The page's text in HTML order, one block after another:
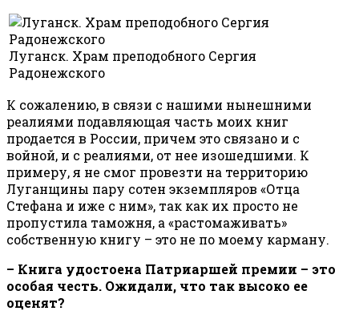
Луганск. Храм преподобного Сергия
Радонежского
К сожалению, в связи с нашими нынешними
реалиями подавляющая часть моих книг
продается в России, причем это связано и с
войной, и с реалиями, от нее изошедшими. К
примеру, я не смог провезти на территорию
Луганщины пару сотен экземпляров «Отца
Стефана и иже с ним», так как их просто не
пропустила таможня, а «растомаживать»
собственную книгу – это не по моему карману.
– Книга удостоена Патриаршей премии – это
особая честь. Ожидали, что так высоко ее
оценят?